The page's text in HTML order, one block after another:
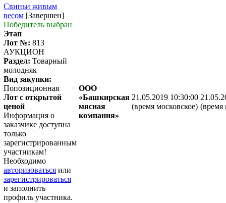
Свиньи живым
весом [Завершен]
Победитель выбран
Этап
Лот №: 813
АУКЦИОН
Раздел: Товарный
молодняк
Вид закупки:
Попозиционная
Лот с открытой
ценой
Информация о
заказчике доступна
только
зарегистрированным
участникам!
Необходимо
авторизоваться или
зарегистрироваться
и заполнить
профиль участника.
ООО
«Башкирская
мясная
компания»
21.05.2019 10:30:00
(время московское) (время